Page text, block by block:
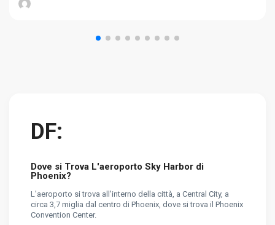
DF:
Dove si Trova L'aeroporto Sky Harbor di
Phoenix?
L'aeroporto si trova all'interno della città, a Central City, a
circa 3,7 miglia dal centro di Phoenix, dove si trova il Phoenix
Convention Center.